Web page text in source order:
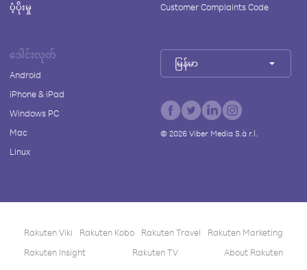
ပံ့ပိုးမှု
Customer Complaints Code
ဒေါင်းလုတ်
Android
iPhone & iPad
Windows PC
Mac
Linux
မြန်မာ
© 2026Viber Media S.à r.l.
Rakuten Viki Rakuten Kobo Rakuten Travel
Rakuten Marketing
Rakuten Insight
Rakuten TV About Rakuten